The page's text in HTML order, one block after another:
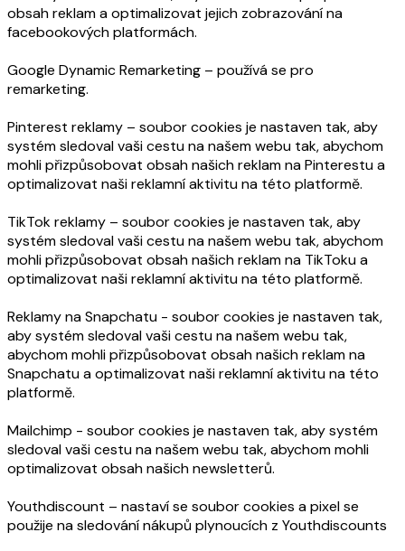
obsah reklam a optimalizovat jejich zobrazování na
facebookových platformách.
Google Dynamic Remarketing – používá se pro
remarketing.
Pinterest reklamy – soubor cookies je nastaven tak, aby
systém sledoval vaši cestu na našem webu tak, abychom
mohli přizpůsobovat obsah našich reklam na Pinterestu a
optimalizovat naši reklamní aktivitu na této platformě.
TikTok reklamy – soubor cookies je nastaven tak, aby
systém sledoval vaši cestu na našem webu tak, abychom
mohli přizpůsobovat obsah našich reklam na TikToku a
optimalizovat naši reklamní aktivitu na této platformě.
Reklamy na Snapchatu - soubor cookies je nastaven tak,
aby systém sledoval vaši cestu na našem webu tak,
abychom mohli přizpůsobovat obsah našich reklam na
Snapchatu a optimalizovat naši reklamní aktivitu na této
platformě.
Mailchimp - soubor cookies je nastaven tak, aby systém
sledoval vaši cestu na našem webu tak, abychom mohli
optimalizovat obsah našich newsletterů.
Youthdiscount – nastaví se soubor cookies a pixel se
použije na sledování nákupů plynoucích z Youthdiscounts